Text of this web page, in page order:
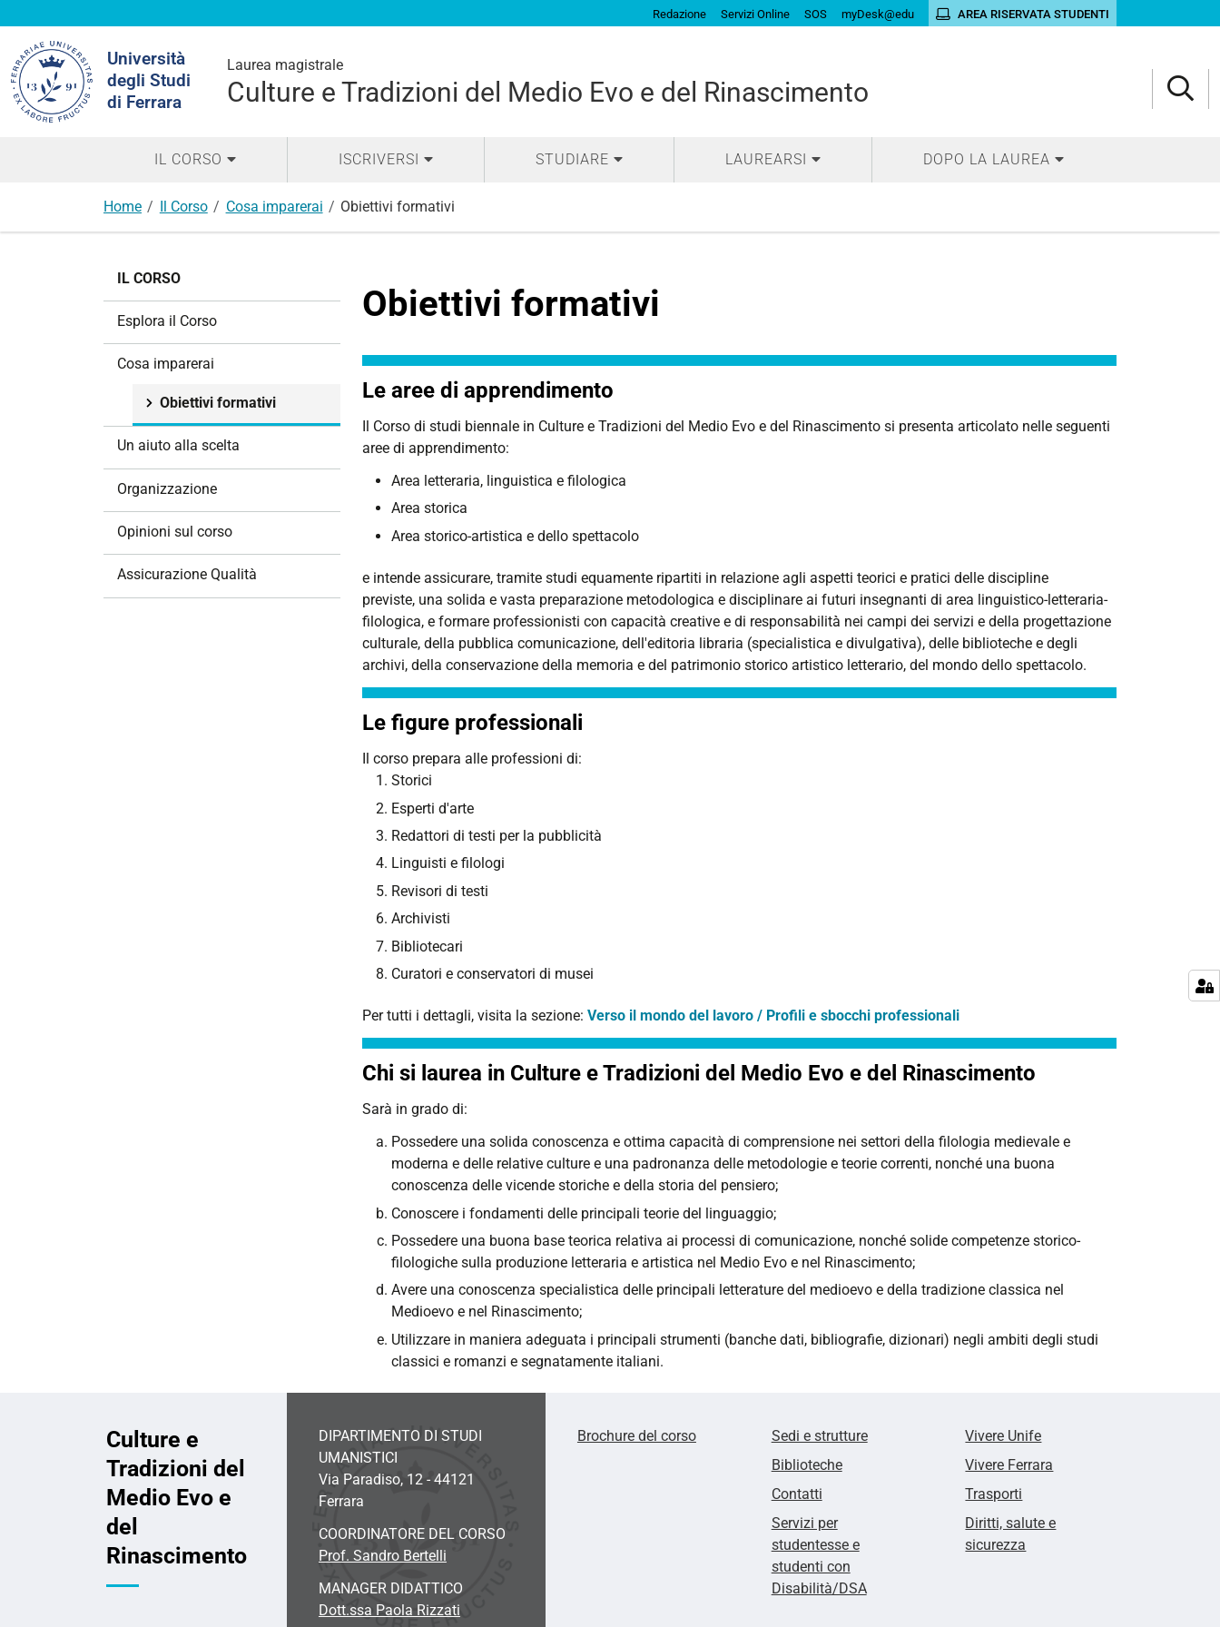
Redazione Servizi Online SOS myDesk@edu AREA RISERVATA STUDENTI
Università
degli Studi
di Ferrara
Laurea magistrale
Culture e Tradizioni del Medio Evo e del Rinascimento
nel
sito
IL CORSO ISCRIVERSI STUDIARE LAUREARSI DOPO LA LAUREA
Home Il Corso Cosa imparerai Obiettivi formativi
Obiettivi formativi
Le aree di apprendimento
Il Corso di studi biennale in Culture e Tradizioni del Medio Evo e del Rinascimento si presenta articolato nelle seguenti
aree di apprendimento:
Area letteraria, linguistica e filologica
Area storica
Area storico-artistica e dello spettacolo
e intende assicurare, tramite studi equamente ripartiti in relazione agli aspetti teorici e pratici delle discipline
previste, una solida e vasta preparazione metodologica e disciplinare ai futuri insegnanti di area linguistico-letteraria-
filologica, e formare professionisti con capacità creative e di responsabilità̀ nei campi dei servizi e della progettazione
culturale, della pubblica comunicazione, dell'editoria libraria (specialistica e divulgativa), delle biblioteche e degli
archivi, della conservazione della memoria e del patrimonio storico artistico letterario, del mondo dello spettacolo.
Le figure professionali
Il corso prepara alle professioni di:
Storici
Esperti d'arte
Redattori di testi per la pubblicità
Linguisti e filologi
Revisori di testi
Archivisti
Bibliotecari
Curatori e conservatori di musei
Per tutti i dettagli, visita la sezione: Verso il mondo del lavoro / Profili e sbocchi professionali
Chi si laurea in Culture e Tradizioni del Medio Evo e del Rinascimento
Sarà in grado di:
Possedere una solida conoscenza e ottima capacità di comprensione nei settori della filologia medievale e
moderna e delle relative culture e una padronanza delle metodologie e teorie correnti, nonché una buona
conoscenza delle vicende storiche e della storia del pensiero;
Conoscere i fondamenti delle principali teorie del linguaggio;
Possedere una buona base teorica relativa ai processi di comunicazione, nonché solide competenze storico-
filologiche sulla produzione letteraria e artistica nel Medio Evo e nel Rinascimento;
Avere una conoscenza specialistica delle principali letterature del medioevo e della tradizione classica nel
Medioevo e nel Rinascimento;
Utilizzare in maniera adeguata i principali strumenti (banche dati, bibliografie, dizionari) negli ambiti degli studi
classici e romanzi e segnatamente italiani.
n
IL CORSO
Esplora il Corso
Cosa imparerai
Obiettivi formativi
Un aiuto alla scelta
Organizzazione
Opinioni sul corso
Assicurazione Qualità
Culture e
Tradizioni del
Medio Evo e
del
Rinascimento
DIPARTIMENTO DI STUDI
UMANISTICI
Via Paradiso, 12 - 44121
Ferrara
COORDINATORE DEL CORSO
Prof. Sandro Bertelli
MANAGER DIDATTICO
Dott.ssa Paola Rizzati
Brochure del corso
Sedi e strutture
Biblioteche
Contatti
Servizi per
studentesse e
studenti con
Disabilità/DSA
Vivere Unife
Vivere Ferrara
Trasporti
Diritti, salute e
sicurezza